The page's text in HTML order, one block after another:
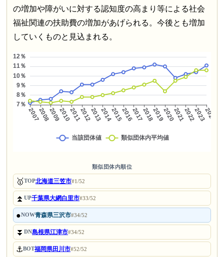
の増加や障がいに対する認知度の高まり等による社会
福祉関連の扶助費の増加があげられる。今後とも増加
していくものと見込まれる。
類似団体内順位
🥇TOP北海道三笠市#1/52
⏫UP千葉県大網白里市#33/52
●NOW青森県三沢市#34/52
⏬DN島根県江津市#34/52
⚓BOT福岡県田川市#52/52